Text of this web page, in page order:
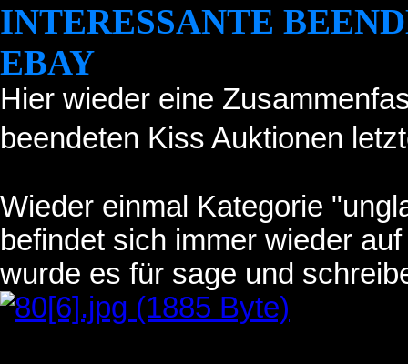
INTERESSANTE
EBAY
Hier wieder eine
beendeten Kiss Auktionen
Wieder einmal Kategorie
befindet sich immer wieder
wurde es für sage und